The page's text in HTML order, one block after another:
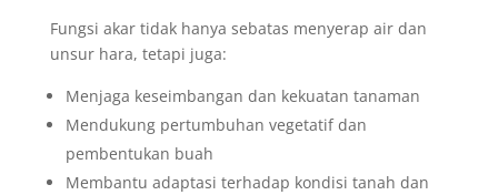
Fungsi akar tidak hanya sebatas menyerap air dan
unsur hara, tetapi juga:
Menjaga keseimbangan dan kekuatan tanaman
Mendukung pertumbuhan vegetatif dan
pembentukan buah
Membantu adaptasi terhadap kondisi tanah dan